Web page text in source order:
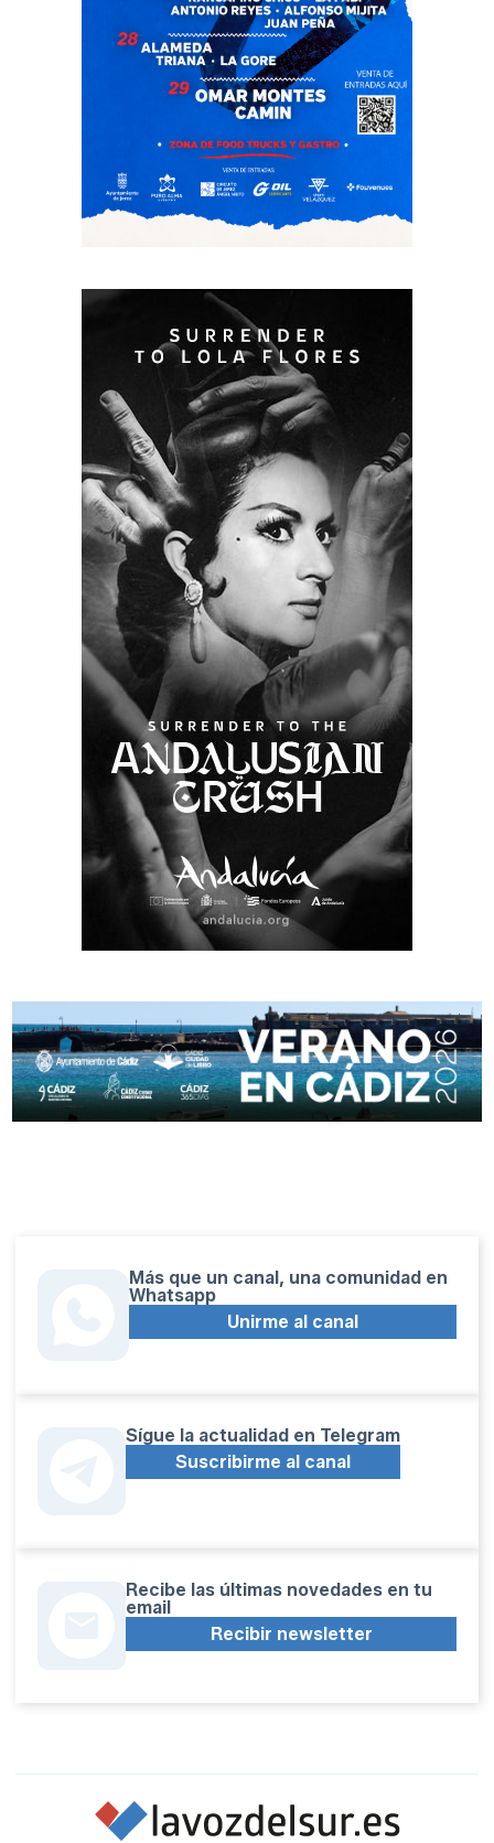
Más que un canal, una comunidad en
Whatsapp
Unirme al canal
Sígue la actualidad en Telegram
Suscribirme al canal
Recibe las últimas novedades en tu
email
Recibir newsletter